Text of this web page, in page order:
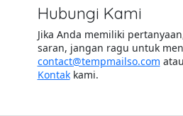
Hubungi Kami
Jika Anda memiliki
saran, jangan ragu untuk
contact@tempmailso.com
Kontakkami.